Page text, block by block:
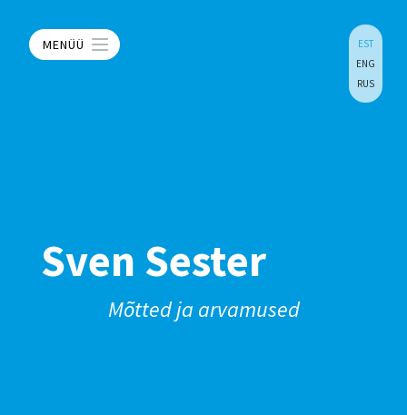
MENÜÜ
EST
ENG
RUS
Sven Sester
Mõtted ja arvamused